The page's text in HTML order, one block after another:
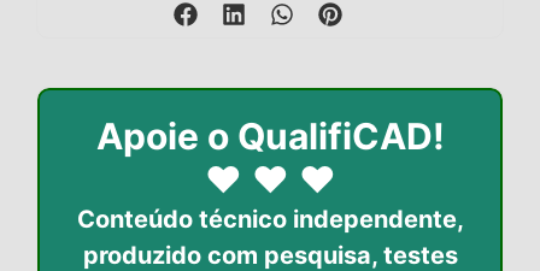
Apoie o QualifiCAD!
♥ ♥ ♥
Conteúdo técnico independente,
produzido com pesquisa, testes